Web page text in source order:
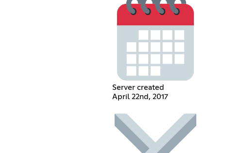
Server created
April 22nd, 2017